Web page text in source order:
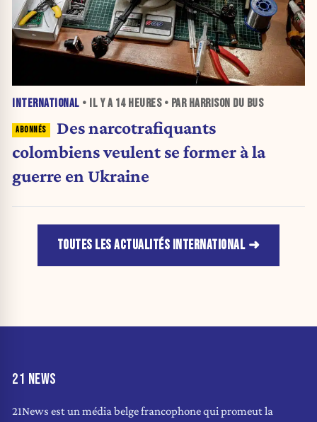
INTERNATIONAL • IL Y A 14 HEURES• PAR HARRISON DU BUS
Des narcotrafiquants
colombiens veulent se former à la
guerre en Ukraine
TOUTES LES ACTUALITÉS INTERNATIONAL
21 NEWS
21News est un média belge francophone qui promeut la